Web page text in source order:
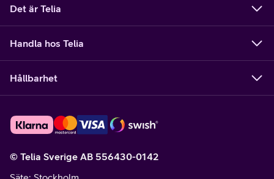
Det är Telia
Handla hos Telia
Hållbarhet
© Telia Sverige AB 556430-0142